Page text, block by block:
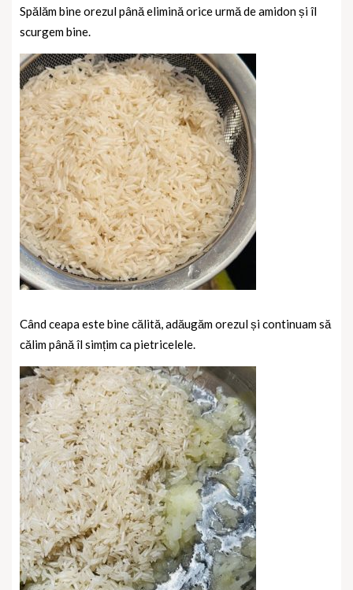
Spălăm bine orezul până elimină orice urmă de amidon și îl
scurgem bine.
Când ceapa este bine călită, adăugăm orezul și continuam să
călim până îl simțim ca pietricelele.